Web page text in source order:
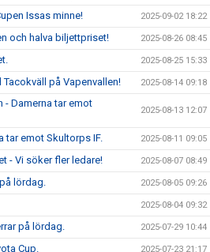
Issas minne! 2025-09-02 18:22
och halva biljettpriset! 2025-08-26 08:45
2025-08-25 15:33
på Vapenvallen! 2025-08-14 09:18
- Damerna tar emot
2025-08-13 12:07
tar emot Skultorps IF. 2025-08-11 09:05
- Vi söker fler ledare! 2025-08-07 08:49
lördag. 2025-08-05 09:26
2025-08-04 09:32
på lördag. 2025-07-29 10:44
Cup. 2025-07-23 21:17